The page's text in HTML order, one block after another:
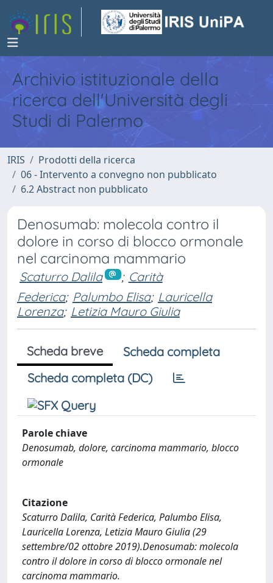
Archivio istituzionale della
ricerca dell'Università degli
Studi di Palermo
IRIS
Prodotti della ricerca
06 - Intervento a convegno non pubblicato
6.2 Abstract non pubblicato
Denosumab: molecola contro il
dolore in corso di blocco ormonale
nel carcinoma mammario
Scaturro Dalila ; Carità
Federica; Palumbo Elisa; Lauricella
Lorenza; Letizia Mauro Giulia
Scheda breve
Scheda completa
Scheda completa (DC)
Parole chiave
Denosumab, dolore, carcinoma mammario, blocco
ormonale
Citazione
Scaturro Dalila, Carità Federica, Palumbo Elisa,
Lauricella Lorenza, Letizia Mauro Giulia (29
settembre/02 ottobre 2019).Denosumab: molecola
contro il dolore in corso di blocco ormonale nel
carcinoma mammario.